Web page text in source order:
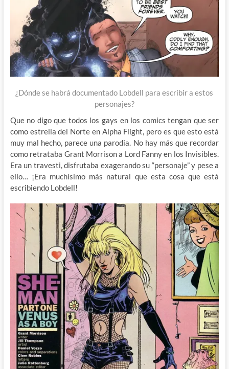
¿Dónde se habrá documentado Lobdell para escribir a estos
personajes?
Que no digo que todos los gays en los comics tengan que ser
como estrella del Norte en Alpha Flight, pero es que esto está
muy mal hecho, parece una parodia. No hay más que recordar
como retrataba Grant Morrison a Lord Fanny en los Invisibles.
Era un travesti, disfrutaba exagerando su “personaje” y pese a
ello… ¡Era muchísimo más natural que esta cosa que está
escribiendo Lobdell!